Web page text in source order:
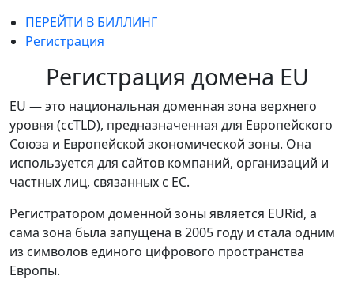
ПЕРЕЙТИ В БИЛЛИНГ
Регистрация
Регистрация домена EU
EU — это национальная доменная зона верхнего
уровня (ccTLD), предназначенная для Европейского
Союза и Европейской экономической зоны. Она
используется для сайтов компаний, организаций и
частных лиц, связанных с ЕС.
Регистратором доменной зоны является EURid, а
сама зона была запущена в 2005 году и стала одним
из символов единого цифрового пространства
Европы.